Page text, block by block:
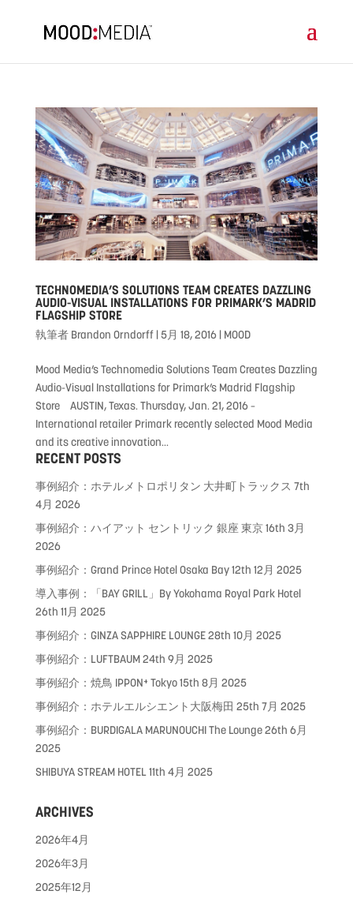
TECHNOMEDIA’S SOLUTIONS TEAM CREATES DAZZLING
AUDIO-VISUAL INSTALLATIONS FOR PRIMARK’S MADRID
FLAGSHIP STORE
執筆者 Brandon Orndorff|5月 18, 2016| MOOD
Mood Media’s Technomedia Solutions Team Creates Dazzling
Audio-Visual Installations for Primark’s Madrid Flagship
Store AUSTIN, Texas. Thursday, Jan. 21, 2016 –
International retailer Primark recently selected Mood Media
and its creative innovation...
RECENT POSTS
事例紹介：ホテルメトロポリタン 大井町トラックス 7th
4月 2026
事例紹介：ハイアット セントリック 銀座 東京16th 3月
2026
事例紹介：Grand Prince Hotel Osaka Bay12th 12月 2025
導入事例：「BAY GRILL」By Yokohama Royal Park Hotel
26th 11月 2025
事例紹介：GINZA SAPPHIRE LOUNGE28th 10月 2025
事例紹介：LUFTBAUM24th 9月 2025
事例紹介：焼鳥 IPPON⁺ Tokyo15th 8月 2025
事例紹介：ホテルエルシエント大阪梅田 25th 7月 2025
事例紹介：BURDIGALA MARUNOUCHI The Lounge26th 6月
2025
SHIBUYA STREAM HOTEL11th 4月 2025
ARCHIVES
2026年4月
2026年3月
2025年12月